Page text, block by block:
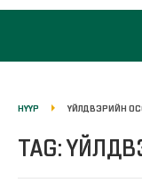
НҮҮР ҮЙЛДВЭРИЙН
TAG: